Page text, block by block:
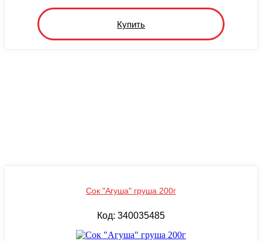
Купить
Сок "Агуша" груша 200г
Код: 340035485